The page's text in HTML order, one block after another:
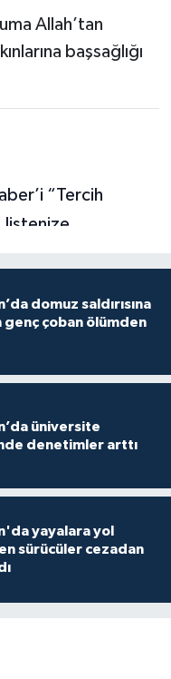
Allah’tan
başsağlığı
domuz saldırısına
genç çoban ölümden
üniversite
denetimler arttı
yayalara yol
sürücüler cezadan